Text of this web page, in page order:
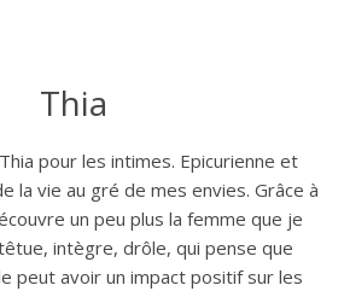
Thia
pour les intimes. Epicurienne et
la vie au gré de mes envies. Grâce à
un peu plus la femme que je
intègre, drôle, qui pense que
peut avoir un impact positif sur les